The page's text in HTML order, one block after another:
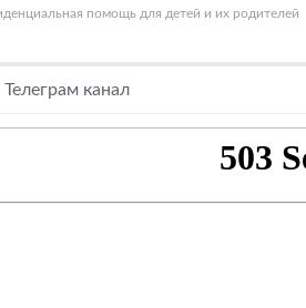
помощь для детей и их родителей
канал